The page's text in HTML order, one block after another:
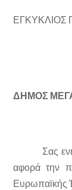
ΕΓΚΥΚΛΙΟΣ
ΔΗΜΟΣ
Σας
αφορά την
Ευρωπαϊκής